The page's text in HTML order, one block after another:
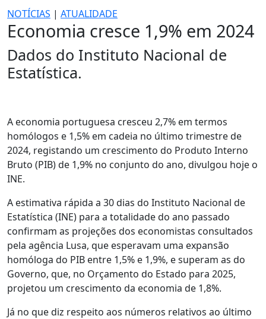
NOTÍCIAS | ATUALIDADE
Economia cresce 1,9% em 2024
Dados do Instituto Nacional de
Estatística.
A economia portuguesa cresceu 2,7% em termos
homólogos e 1,5% em cadeia no último trimestre de
2024, registando um crescimento do Produto Interno
Bruto (PIB) de 1,9% no conjunto do ano, divulgou hoje o
INE.
A estimativa rápida a 30 dias do Instituto Nacional de
Estatística (INE) para a totalidade do ano passado
confirmam as projeções dos economistas consultados
pela agência Lusa, que esperavam uma expansão
homóloga do PIB entre 1,5% e 1,9%, e superam as do
Governo, que, no Orçamento do Estado para 2025,
projetou um crescimento da economia de 1,8%.
Já no que diz respeito aos números relativos ao último